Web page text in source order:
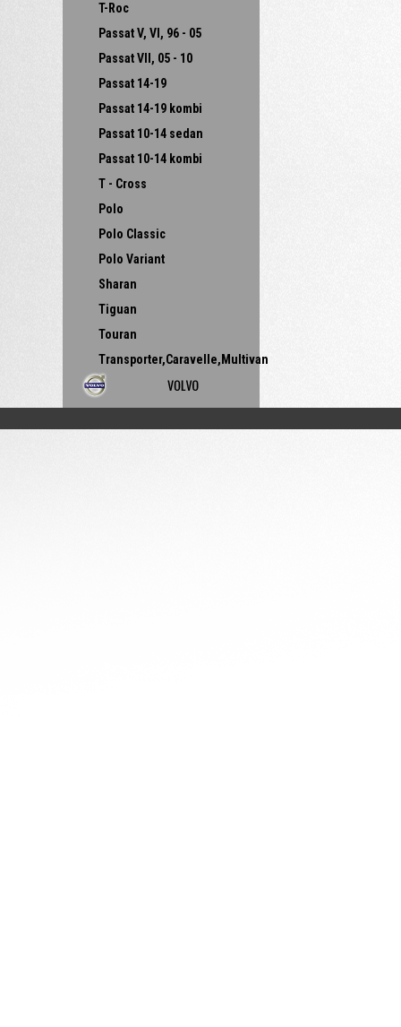
T-Roc
Passat V, VI, 96 - 05
Passat VII, 05 - 10
Passat 14-19
Passat 14-19 kombi
Passat 10-14 sedan
Passat 10-14 kombi
T - Cross
Polo
Polo Classic
Polo Variant
Sharan
Tiguan
Touran
Transporter,Caravelle,Multivan